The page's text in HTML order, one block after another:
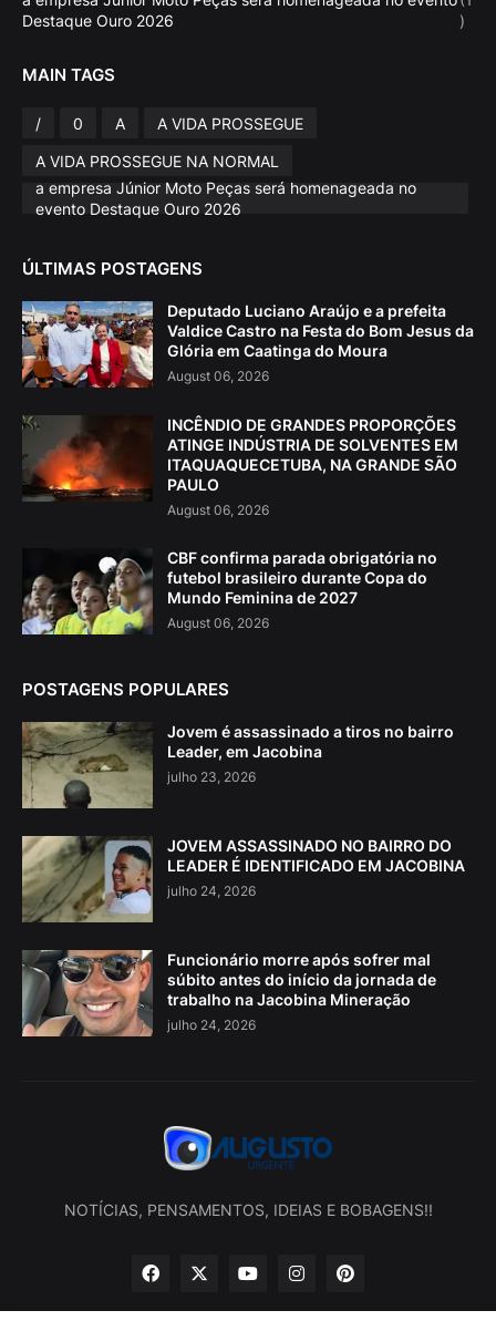
Destaque Ouro 2026
)
MAIN TAGS
/ 0 A
A VIDA PROSSEGUE
A VIDA PROSSEGUE NA NORMAL
a empresa Júnior Moto Peças será homenageada no
evento Destaque Ouro 2026
ÚLTIMAS POSTAGENS
Deputado Luciano Araújo e a prefeita
Valdice Castro na Festa do Bom Jesus da
Glória em Caatinga do Moura
August 06, 2026
INCÊNDIO DE GRANDES PROPORÇÕES
ATINGE INDÚSTRIA DE SOLVENTES EM
ITAQUAQUECETUBA, NA GRANDE SÃO
PAULO
August 06, 2026
CBF confirma parada obrigatória no
futebol brasileiro durante Copa do
Mundo Feminina de 2027
August 06, 2026
POSTAGENS POPULARES
Jovem é assassinado a tiros no bairro
Leader, em Jacobina
julho 23, 2026
JOVEM ASSASSINADO NO BAIRRO DO
LEADER É IDENTIFICADO EM JACOBINA
julho 24, 2026
Funcionário morre após sofrer mal
súbito antes do início da jornada de
trabalho na Jacobina Mineração
julho 24, 2026
NOTÍCIAS, PENSAMENTOS, IDEIAS E BOBAGENS!!